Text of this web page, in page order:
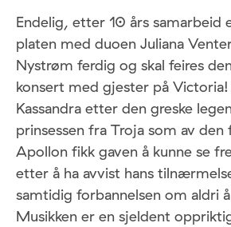
Endelig, etter 10 års samarbeid
platen med duoen Juliana
Nystrøm ferdig og skal feires
konsert med gjester på
Kassandra etter den greske
prinsessen fra Troja som av den
Apollon fikk gaven å kunne se
etter å ha avvist hans
samtidig forbannelsen om aldri
Musikken er en sjeldent